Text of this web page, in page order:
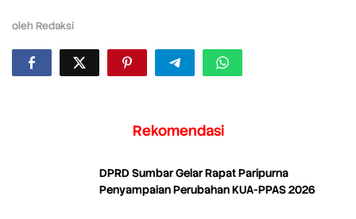
oleh Redaksi
Rekomendasi
DPRD Sumbar Gelar Rapat Paripurna
Penyampaian Perubahan KUA-PPAS 2026